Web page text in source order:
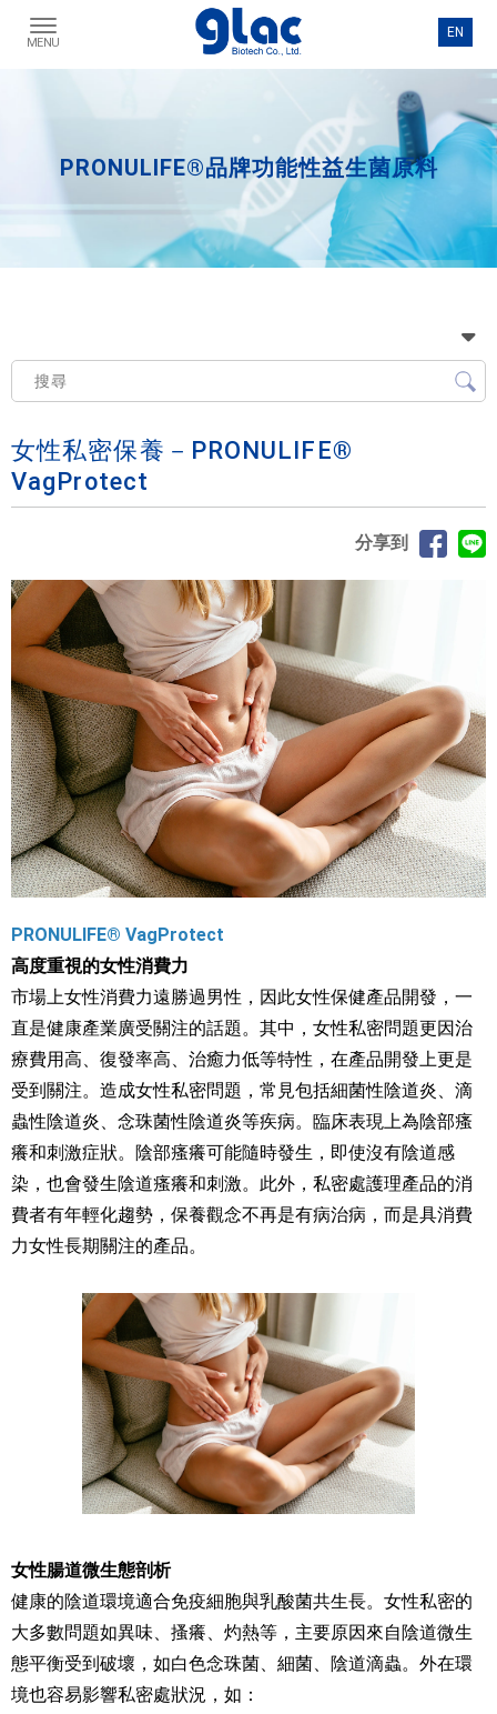
PRONULIFE®品牌功能性益生菌原料
女性私密保養－PRONULIFE®
VagProtect
分享到
PRONULIFE® VagProtect
高度重視的女性消費力
市場上女性消費力遠勝過男性，因此女性保健產品開發，一
直是健康產業廣受關注的話題。其中，女性私密問題更因治
療費用高、復發率高、治癒力低等特性，在產品開發上更是
受到關注。造成女性私密問題，常見包括細菌性陰道炎、滴
蟲性陰道炎、念珠菌性陰道炎等疾病。臨床表現上為陰部瘙
癢和刺激症狀。陰部瘙癢可能隨時發生，即使沒有陰道感
染，也會發生陰道瘙癢和刺激。此外，私密處護理產品的消
費者有年輕化趨勢，保養觀念不再是有病治病，而是具消費
力女性長期關注的產品。
女性腸道微生態剖析
健康的陰道環境適合免疫細胞與乳酸菌共生長。女性私密的
大多數問題如異味、搔癢、灼熱等，主要原因來自陰道微生
態平衡受到破壞，如白色念珠菌、細菌、陰道滴蟲。外在環
境也容易影響私密處狀況，如：